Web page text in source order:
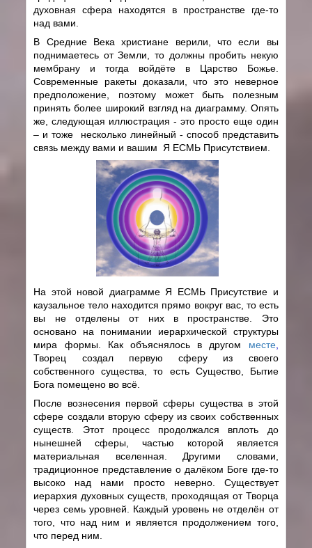
духовная сфера находятся в пространстве где-то
над вами.
В Средние Века христиане верили, что если вы
поднимаетесь от Земли, то должны пробить некую
мембрану и тогда войдёте в Царство Божье.
Современные ракеты доказали, что это неверное
предположение, поэтому может быть полезным
принять более широкий взгляд на диаграмму. Опять
же, следующая иллюстрация - это просто еще один
– и тоже несколько линейный - способ представить
связь между вами и вашим Я ЕСМЬ Присутствием.
На этой новой диаграмме Я ЕСМЬ Присутствие и
каузальное тело находится прямо вокруг вас, то есть
вы не отделены от них в пространстве. Это
основано на понимании иерархической структуры
мира формы. Как объяснялось в другом месте,
Творец создал первую сферу из своего
собственного существа, то есть Существо, Бытие
Бога помещено во всё.
После вознесения первой сферы существа в этой
сфере создали вторую сферу из своих собственных
существ. Этот процесс продолжался вплоть до
нынешней сферы, частью которой является
материальная вселенная. Другими словами,
традиционное представление о далёком Боге где-то
высоко над нами просто неверно. Существует
иерархия духовных существ, проходящая от Творца
через семь уровней. Каждый уровень не отделён от
того, что над ним и является продолжением того,
что перед ним.